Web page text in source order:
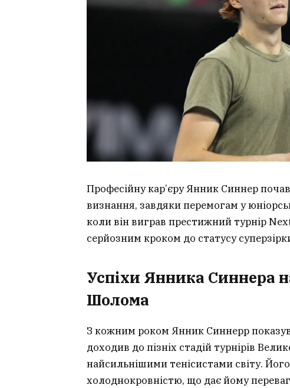
Професійну кар’єру Янник Синнер
визнання, завдяки перемогам у
коли він виграв престижний турнір
серйозним кроком до статусу
Успіхи Янника Синнера
Шолома
З кожним роком Янник Синнерр
доходив до пізніх стадій турнірів
найсильнішими тенісистами світу.
холоднокровністю, що дає йому